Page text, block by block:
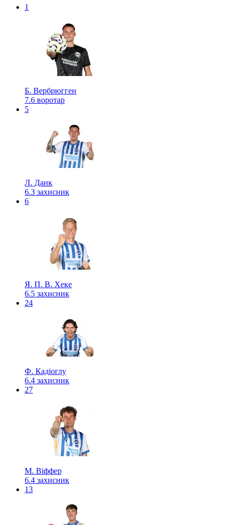
1
Б. Вербрюгген
7.6 воротар
5
Л. Данк
6.3 захисник
6
Я. П. В. Хеке
6.5 захисник
24
Ф. Кадіоглу
6.4 захисник
27
М. Віффер
6.4 захисник
13